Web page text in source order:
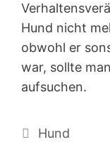
Hund nicht
obwohl er
war, sollte
aufsuchen.
Kategorien
Hund